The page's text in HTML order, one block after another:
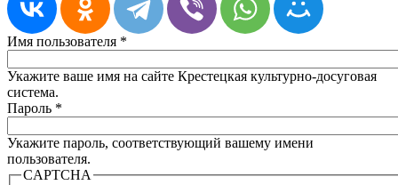
Имя пользователя *
Укажите ваше имя на сайте Крестецкая культурно-досуговая
система.
Пароль *
Укажите пароль, соответствующий вашему имени
пользователя.
CAPTCHA